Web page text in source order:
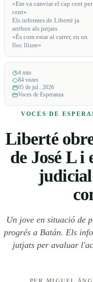
«Em va canviar el cap cent per
cent»
Els informes de Liberté ja
arriben als jutjats
«És com estar al carrer, en un
lloc lliure»
4 min
84 vistes
05 de jul.. 2026
Voces de Esperanza
VOCES DE
Liberté
de José L i
Un jove en situació de
progrés a Batán. Els
jutjats per avaluar